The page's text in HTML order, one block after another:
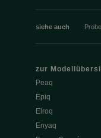
siehe auch
zur
Peaq
Epiq
Elroq
Enyaq